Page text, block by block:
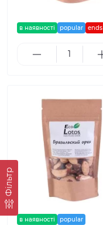
Фільтр
в наявності popular ends
в наявності popular